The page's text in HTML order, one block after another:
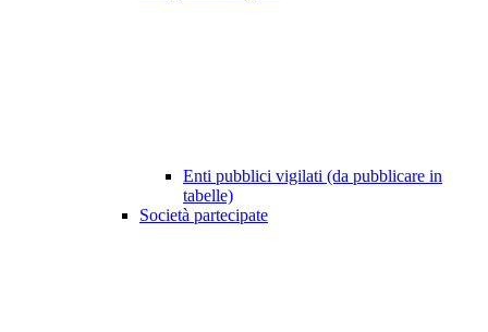
Enti pubblici vigilati (da pubblicare in
tabelle)
Società partecipate